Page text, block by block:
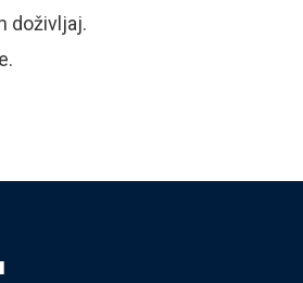
doživljaj.